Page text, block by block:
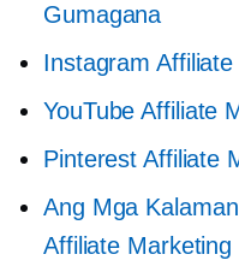
Gumagana
Instagram
YouTube Affiliate
Pinterest Affiliate
Ang Mga
Affiliate Marketing